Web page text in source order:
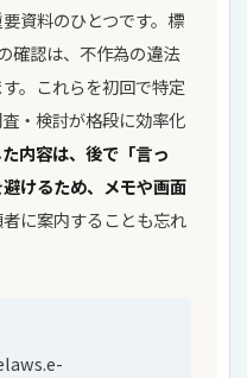
資料のひとつです。標
確認は、不作為の違法
。これらを初回で特定
・検討が格段に効率化
内容は、後で「言っ
けるため、メモや画面
に案内することも忘れ